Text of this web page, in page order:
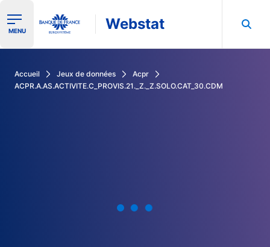
Ouvrir le menu de navigation
MENU Webstat
Accueil Jeux de données
Acpr
ACPR.A.AS.ACTIVITE.C_PROVIS.21._Z._Z.SOLO.CAT_30.CDM